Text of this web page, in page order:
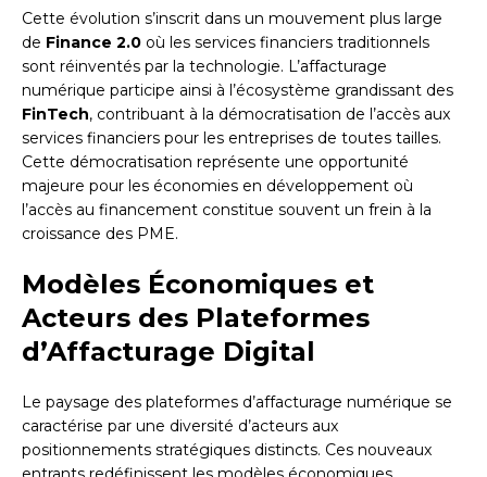
Cette évolution s’inscrit dans un mouvement plus large
de Finance 2.0 où les services financiers traditionnels
sont réinventés par la technologie. L’affacturage
numérique participe ainsi à l’écosystème grandissant des
FinTech, contribuant à la démocratisation de l’accès aux
services financiers pour les entreprises de toutes tailles.
Cette démocratisation représente une opportunité
majeure pour les économies en développement où
l’accès au financement constitue souvent un frein à la
croissance des PME.
Modèles Économiques et
Acteurs des Plateformes
d’Affacturage Digital
Le paysage des plateformes d’affacturage numérique se
caractérise par une diversité d’acteurs aux
positionnements stratégiques distincts. Ces nouveaux